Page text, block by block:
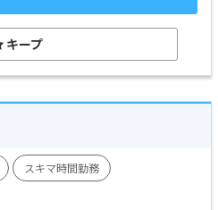
キープ
スキマ時間勤務